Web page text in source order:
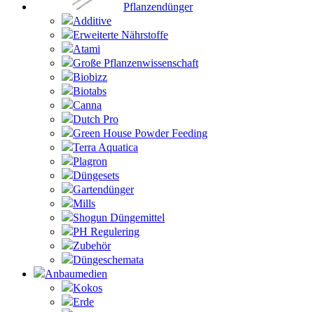
Pflanzendünger
Additive
Erweiterte Nährstoffe
Atami
Große Pflanzenwissenschaft
Biobizz
Biotabs
Canna
Dutch Pro
Green House Powder Feeding
Terra Aquatica
Plagron
Düngesets
Gartendünger
Mills
Shogun Düngemittel
PH Regulering
Zubehör
Düngeschemata
Anbaumedien
Kokos
Erde